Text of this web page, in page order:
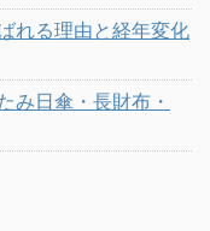
れる理由と経年変化
み日傘・長財布・